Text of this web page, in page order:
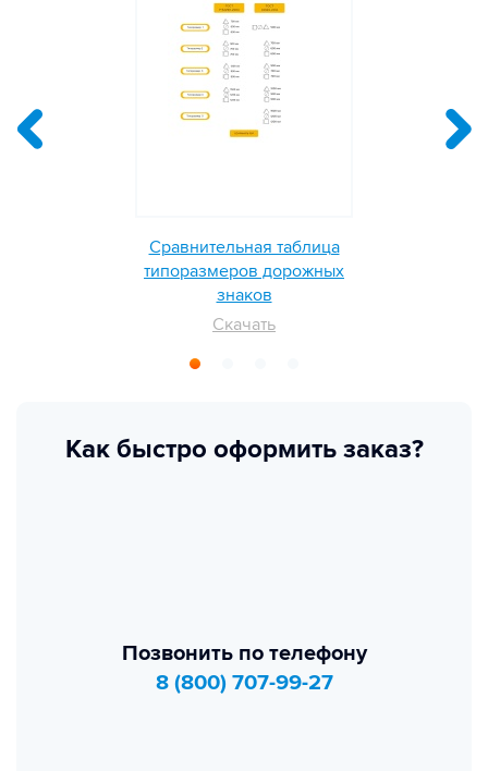
Сравнительная таблица
типоразмеров дорожных
знаков
Скачать
Как быстро оформить заказ?
Позвонить по телефону
8 (800) 707-99-27